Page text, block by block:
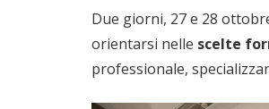
Due giorni, 27 e 28
orientarsi nelle scelte
professionale,